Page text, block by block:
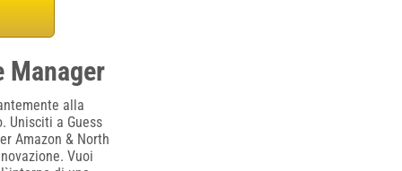
Manager
alla
Unisciti a Guess
Amazon & North
Vuoi